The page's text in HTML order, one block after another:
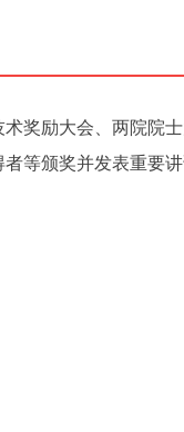
奖励大会、两院院
等颁奖并发表重要讲